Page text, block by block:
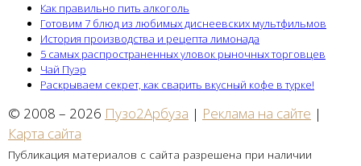
Как правильно пить алкоголь
Готовим 7 блюд из любимых диснеевских мультфильмов
История производства и рецепта лимонада
5 самых распространенных уловок рыночных торговцев
Чай Пуэр
Раскрываем секрет, как сварить вкусный кофе в турке!
© 2008 – 2026 Пузо2Арбуза | Реклама на сайте |
Карта сайта
Публикация материалов с сайта разрешена при наличии